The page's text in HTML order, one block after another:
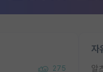
275
자
알